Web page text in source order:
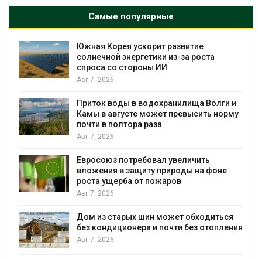
Самые популярные
Южная Корея ускорит развитие
солнечной энергетики из-за роста
спроса со стороны ИИ
Авг 7, 2026
Приток воды в водохранилища Волги и
Камы в августе может превысить норму
почти в полтора раза
Авг 7, 2026
Евросоюз потребовал увеличить
вложения в защиту природы на фоне
роста ущерба от пожаров
Авг 7, 2026
Дом из старых шин может обходиться
без кондиционера и почти без отопления
Авг 7, 2026